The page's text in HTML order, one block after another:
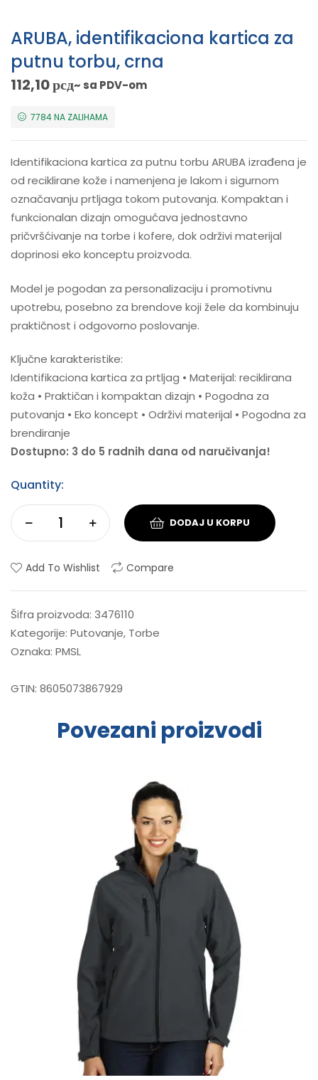
ARUBA, identifikaciona kartica za
putnu torbu, crna
112,10рсд~ sa PDV-om
7784 NA ZALIHAMA
Identifikaciona kartica za putnu torbu ARUBA izrađena je
od reciklirane kože i namenjena je lakom i sigurnom
označavanju prtljaga tokom putovanja. Kompaktan i
funkcionalan dizajn omogućava jednostavno
pričvršćivanje na torbe i kofere, dok održivi materijal
doprinosi eko konceptu proizvoda.
Model je pogodan za personalizaciju i promotivnu
upotrebu, posebno za brendove koji žele da kombinuju
praktičnost i odgovorno poslovanje.
Ključne karakteristike:
Identifikaciona kartica za prtljag • Materijal: reciklirana
koža • Praktičan i kompaktan dizajn • Pogodna za
putovanja • Eko koncept • Održivi materijal • Pogodna za
brendiranje
Dostupno: 3 do 5 radnih dana od naručivanja!
Quantity:
DODAJ U KORPU
Add To Wishlist Compare
Šifra proizvoda: 3476110
Kategorije: Putovanje, Torbe
Oznaka: PMSL
GTIN: 8605073867929
Povezani proizvodi